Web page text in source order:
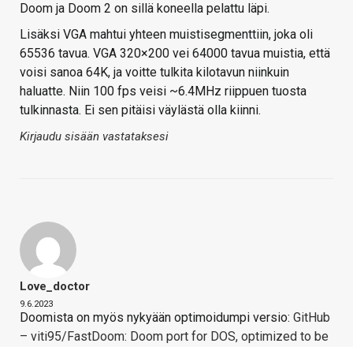
Doom ja Doom 2 on sillä koneella pelattu läpi.
Lisäksi VGA mahtui yhteen muistisegmenttiin, joka oli
65536 tavua. VGA 320×200 vei 64000 tavua muistia, että
voisi sanoa 64K, ja voitte tulkita kilotavun niinkuin
haluatte. Niin 100 fps veisi ~6.4MHz riippuen tuosta
tulkinnasta. Ei sen pitäisi väylästä olla kiinni.
Kirjaudu sisään vastataksesi
Love_doctor
9.6.2023
Doomista on myös nykyään optimoidumpi versio: GitHub
– viti95/FastDoom: Doom port for DOS, optimized to be